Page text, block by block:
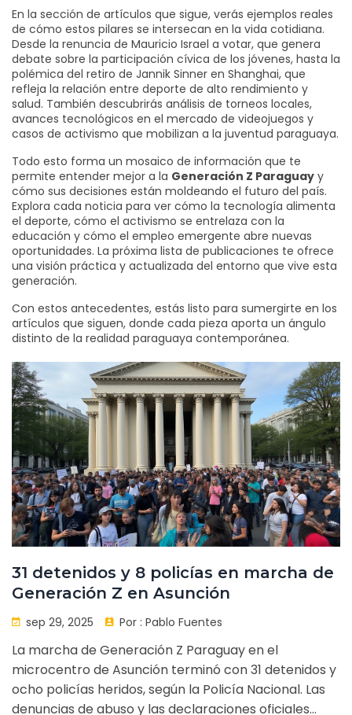
En la sección de artículos que sigue, verás ejemplos reales
de cómo estos pilares se intersecan en la vida cotidiana.
Desde la renuncia de Mauricio Israel a votar, que genera
debate sobre la participación cívica de los jóvenes, hasta la
polémica del retiro de Jannik Sinner en Shanghai, que
refleja la relación entre deporte de alto rendimiento y
salud. También descubrirás análisis de torneos locales,
avances tecnológicos en el mercado de videojuegos y
casos de activismo que mobilizan a la juventud paraguaya.
Todo esto forma un mosaico de información que te
permite entender mejor a la Generación Z Paraguay y
cómo sus decisiones están moldeando el futuro del país.
Explora cada noticia para ver cómo la tecnología alimenta
el deporte, cómo el activismo se entrelaza con la
educación y cómo el empleo emergente abre nuevas
oportunidades. La próxima lista de publicaciones te ofrece
una visión práctica y actualizada del entorno que vive esta
generación.
Con estos antecedentes, estás listo para sumergirte en los
artículos que siguen, donde cada pieza aporta un ángulo
distinto de la realidad paraguaya contemporánea.
31 detenidos y 8 policías en marcha de
Generación Z en Asunción
sep 29, 2025 Por : Pablo Fuentes
La marcha de Generación Z Paraguay en el
microcentro de Asunción terminó con 31 detenidos y
ocho policías heridos, según la Policía Nacional. Las
denuncias de abuso y las declaraciones oficiales